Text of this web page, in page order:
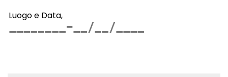
Luogo e Data,